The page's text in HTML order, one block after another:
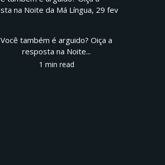
Você também é arguido? Oiça a
resposta na Noite...
1 min read